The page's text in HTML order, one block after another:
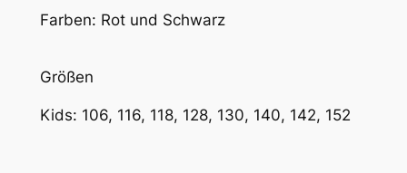
Farben: Rot und Schwarz
Größen
Kids: 106, 116, 118, 128, 130, 140, 142, 152